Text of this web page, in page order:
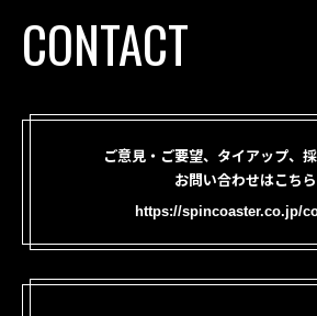
CONTACT
ご意見・ご要望、タイアップ、
お問い合わせはこちら
https://spincoaster.co.jp/